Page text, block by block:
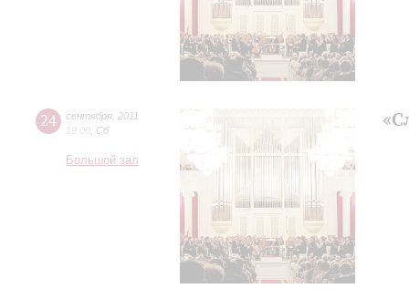
24 сентября 2011
19:00 Сб
Большой зал